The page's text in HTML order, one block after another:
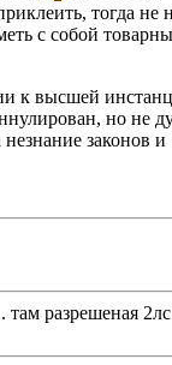
тогда не
с собой
к высшей
но не
законов и
разрешеная 2лс